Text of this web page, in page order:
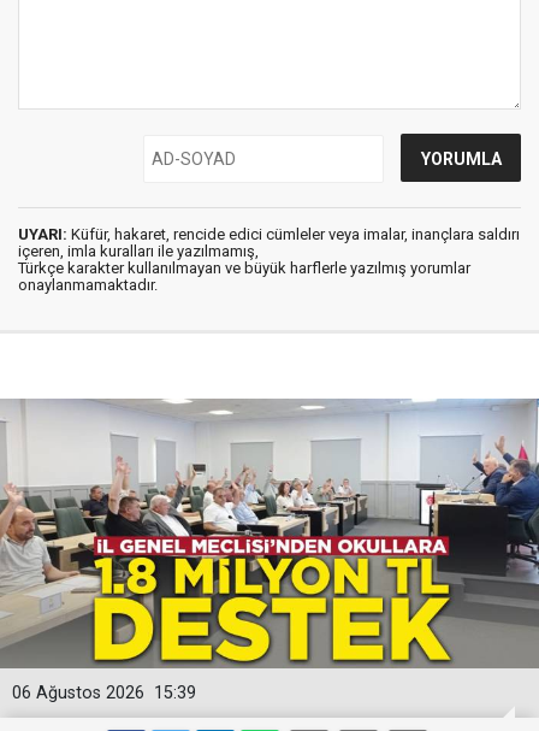
UYARI: Küfür, hakaret, rencide edici cümleler veya imalar, inançlara saldırı
içeren, imla kuralları ile yazılmamış,
Türkçe karakter kullanılmayan ve büyük harflerle yazılmış yorumlar
onaylanmamaktadır.
15:39
06 Ağustos 2026